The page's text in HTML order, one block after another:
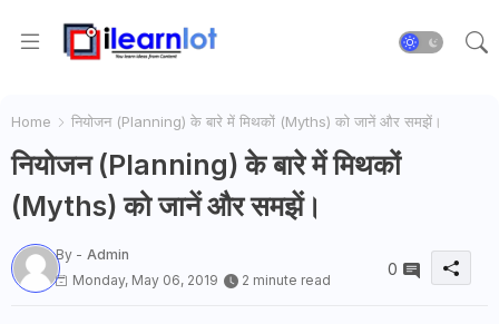
Home नियोजन (Planning) के बारे में मिथकों (Myths) को जानें और समझें।
नियोजन (Planning) के बारे में मिथकों
(Myths) को जानें और समझें।
By - Admin
Monday, May 06, 2019
2 minute read
0